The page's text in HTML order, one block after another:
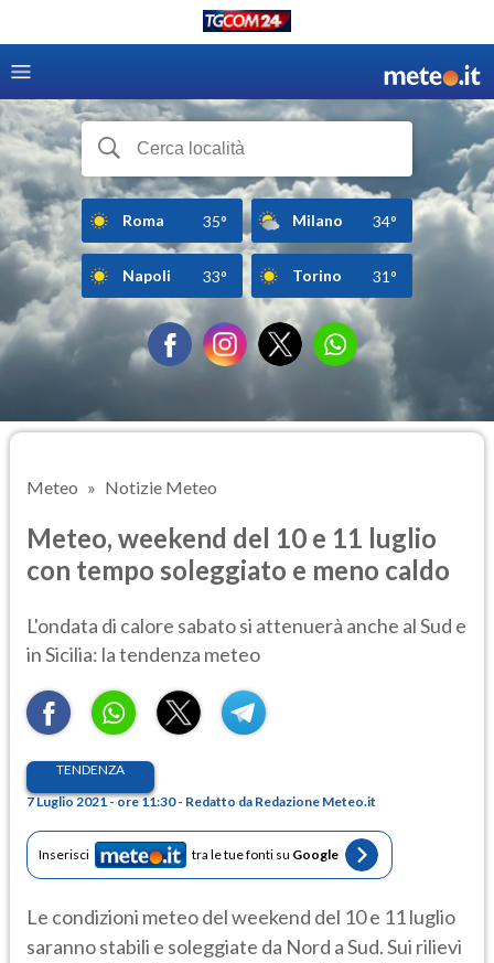
Roma 35° Milano 34°
Napoli 33° Torino 31°
Meteo Notizie Meteo
Meteo, weekend del 10 e 11 luglio
con tempo soleggiato e meno caldo
L'ondata di calore sabato si attenuerà anche al Sud e
in Sicilia: la tendenza meteo
TENDENZA
7 Luglio 2021 - ore 11:30 - Redatto da Redazione Meteo.it
Inserisci tra le tue fonti su Google
Le condizioni meteo del weekend del 10 e 11 luglio
saranno stabili e soleggiate da Nord a Sud. Sui rilievi